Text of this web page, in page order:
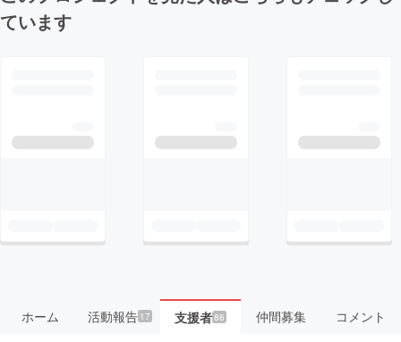
ています
ホーム 活動報告17 支援者86 仲間募集 コメント